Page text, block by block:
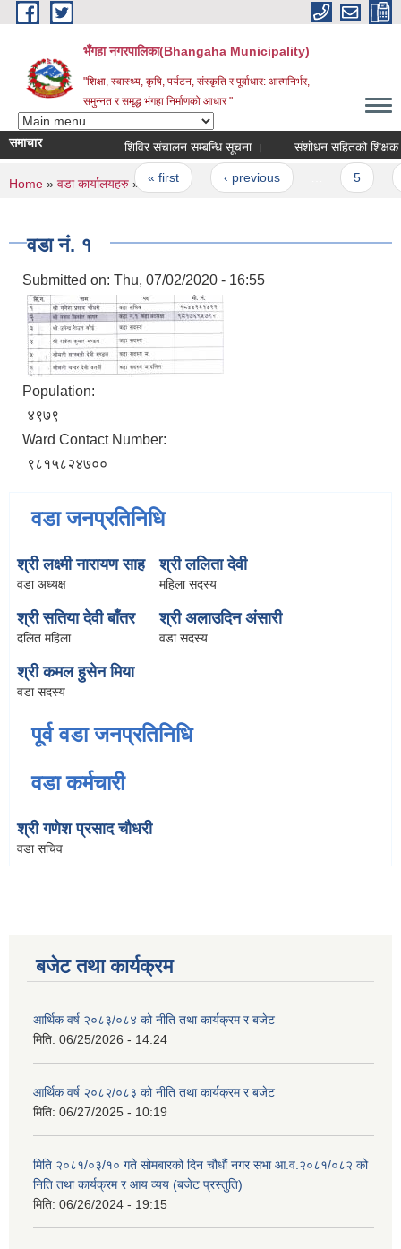
Skip to main content
भँगहा नगरपालिका(Bhangaha Municipality)
"शिक्षा, स्वास्थ्य, कृषि, पर्यटन, संस्कृति र पूर्वाधार: आत्मनिर्भर,
समुन्नत र समृद्ध भंगहा निर्माणको आधार "
समाचार शिविर संचालन सम्बन्धि सूचना । संशोधन
Pages
« first ‹ previous
You are here
Home » वडा कार्यालयहरु » वडा नं. १
वडा नं. १
Submitted on: Thu, 07/02/2020 - 16:55
Population:
४९७९
Ward Contact Number:
९८१५८२४७००
वडा जनप्रतिनिधि
श्री लक्ष्मी नारायण साह
वडा अध्यक्ष
श्री ललिता देवी
महिला सदस्य
श्री सतिया देवी बाँतर
दलित महिला
श्री अलाउदिन अंसारी
वडा सदस्य
श्री कमल हुसेन मिया
वडा सदस्य
पूर्व वडा जनप्रतिनिधि
वडा कर्मचारी
श्री गणेश प्रसाद चौधरी
वडा सचिव
बजेट तथा कार्यक्रम
आर्थिक वर्ष २०८३/०८४ को नीति तथा कार्यक्रम र बजेट
मिति: 06/25/2026 - 14:24
आर्थिक वर्ष २०८२/०८३ को नीति तथा कार्यक्रम र बजेट
मिति: 06/27/2025 - 10:19
मिति २०८१/०३/१० गते सोमबारको दिन चौधौं नगर सभा आ.व.२०८१/०८२ को
निति तथा कार्यक्रम र आय व्यय (बजेट प्रस्तुति)
मिति: 06/26/2024 - 19:15